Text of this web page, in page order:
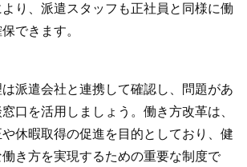
り、派遣スタッフも正社員と同様に働
できます。
派遣会社と連携して確認し、問題があ
口を活用しましょう。働き方改革は、
休暇取得の促進を目的としており、健
き方を実現するための重要な制度で